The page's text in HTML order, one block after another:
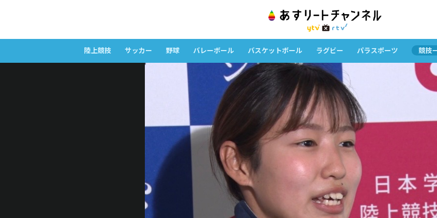
陸上競技 サッカー 野球 バレーボール バスケットボール ラグビー パラスポーツ 競技